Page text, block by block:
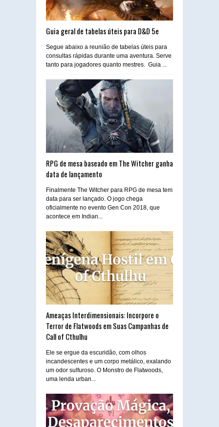
Guia geral de tabelas úteis para D&D 5e
Segue abaixo a reunião de tabelas úteis para
consultas rápidas durante uma aventura. Serve
tanto para jogadores quanto mestres. Guia ...
RPG de mesa baseado em The Witcher ganha
data de lançamento
Finalmente The Witcher para RPG de mesa tem
data para ser lançado. O jogo chega
oficialmente no evento Gen Con 2018, que
acontece em Indian...
Ameaças Interdimensionais: Incorpore o
Terror de Flatwoods em Suas Campanhas de
Call of Cthulhu
Ele se ergue da escuridão, com olhos
incandescentes e um corpo metálico, exalando
um odor sulfuroso. O Monstro de Flatwoods,
uma lenda urban...